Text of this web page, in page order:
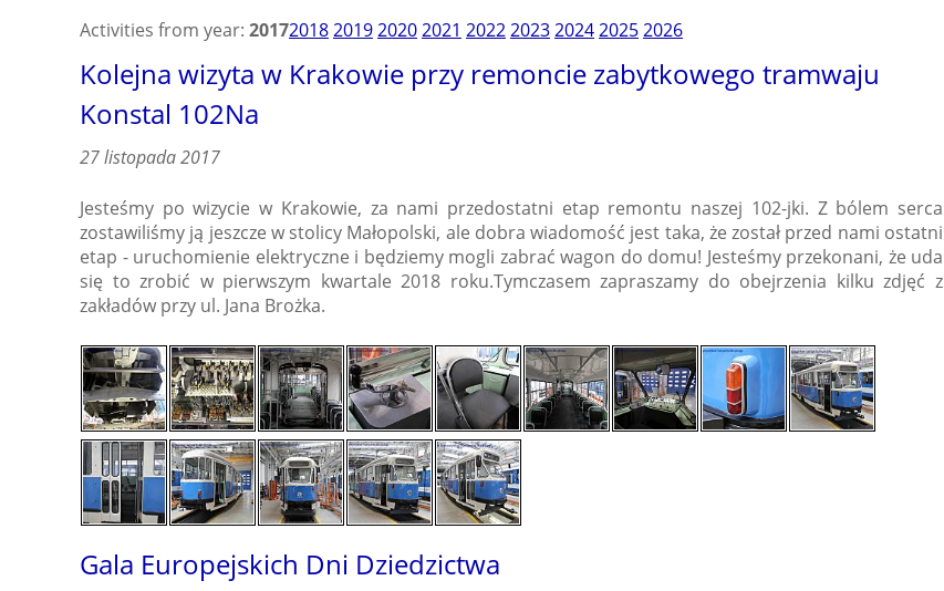
Activities from year: 20172018201920202021 20222023202420252026
Kolejna wizyta w Krakowie przy remoncie zabytkowego tramwaju
Konstal 102Na
27 listopada 2017
Jesteśmy po wizycie w Krakowie, za nami przedostatni etap remontu naszej 102-jki. Z bólem serca
zostawiliśmy ją jeszcze w stolicy Małopolski, ale dobra wiadomość jest taka, że został przed nami ostatni
etap - uruchomienie elektryczne i będziemy mogli zabrać wagon do domu! Jesteśmy przekonani, że uda
się to zrobić w pierwszym kwartale 2018 roku.Tymczasem zapraszamy do obejrzenia kilku zdjęć z
zakładów przy ul. Jana Brożka.
Gala Europejskich Dni Dziedzictwa